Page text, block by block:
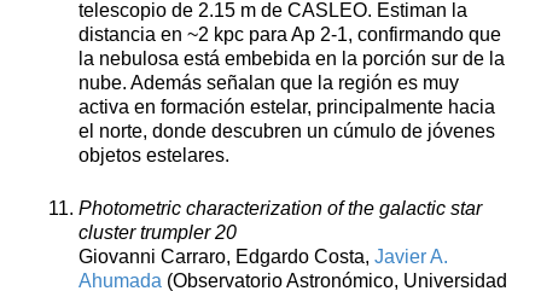
telescopio de 2.15 m de CASLEO. Estiman la
distancia en ~2 kpc para Ap 2-1, confirmando que
la nebulosa está embebida en la porción sur de la
nube. Además señalan que la región es muy
activa en formación estelar, principalmente hacia
el norte, donde descubren un cúmulo de jóvenes
objetos estelares.
Photometric characterization of the galactic star
cluster trumpler 20
Giovanni Carraro, Edgardo Costa, Javier A.
Ahumada (Observatorio Astronómico, Universidad